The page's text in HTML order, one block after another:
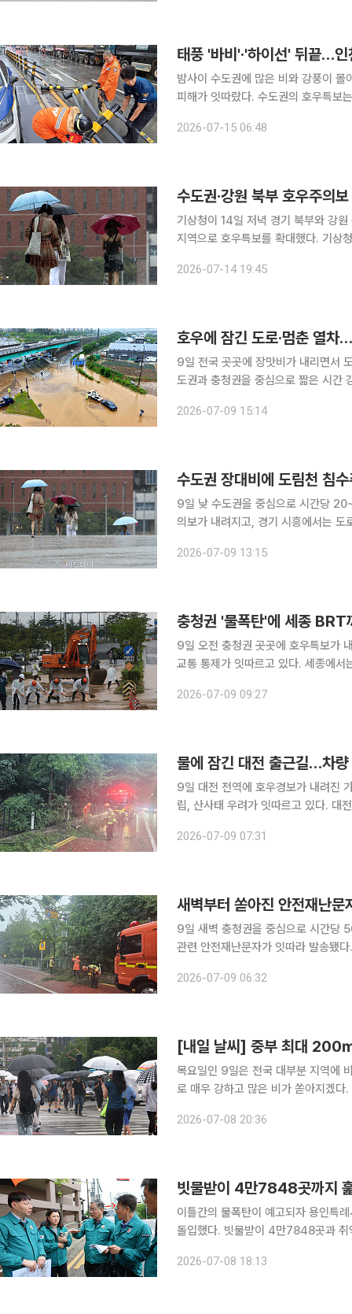
태풍 '바비'·'하이선' 뒤끝…
밤사이 수도권에 많은 비와 강풍이
피해가 잇따랐다. 수도권의 호우특보
면 전날 오후 6시부터 이날 오전 3시
2026-07-15 06:48
수도권·강원 북부 호우주의
기상청이 14일 저녁 경기 북부와 강
지역으로 호우특보를 확대했다. 기상청에 따르면 이날 오후 7시 10분을 기해 경기도 동두천시·연천
2026-07-14 19:45
호우에 잠긴 도로·멈춘 열차
9일 전국 곳곳에 장맛비가 내리면서
도권과 충청권을 중심으로 짧은 시간
KTX 26개와 일반열차 32개가 지연
2026-07-09 15:14
수도권 장대비에 도림천 침
9일 낮 수도권을 중심으로 시간당
의보가 내려지고, 경기 시흥에서는 도
경기 남부와 강원 중·남부 내륙·산지,
2026-07-09 13:15
충청권 '물폭탄'에 세종
9일 오전 충청권 곳곳에 호우특보가
교통 통제가 잇따르고 있다. 세종에
준 충남 천안·아산, 충북 진천·음성·증
2026-07-09 09:27
물에 잠긴 대전 출근길…차량
9일 대전 전역에 호우경보가 내려진
립, 산사태 우려가 잇따르고 있다. 대전지방기상청에 따르면 이날 오전 5시 20분 현재 대전과 세종,
터 이날 오전 5시까지 누적 강수량
2026-07-09 07:31
새벽부터 쏟아진 안전재난
9일 새벽 충청권을 중심으로 시간당
관련 안전재난문자가 잇따라 발송됐
지방과 전라권, 경북에 호우특보가 발
2026-07-09 06:32
목요일인 9일은 전국 대부분 지역에
로 매우 강하고 많은 비가 쏟아지겠다. 8일 기상청에 따르면 제주도는 9일 새벽, 충청권과 남부지방
상 강수량은 서울·인천·경기
2026-07-08 20:36
빗물받이 4만7848곳까지
이틀간의 물폭탄이 예고되자 용인특
돌입했다. 빗물받이 4만7848곳과 취약도로, 지하차도, 산사태 위험지역까지 훑는 전방위 점검이
취재를 종합하면 용인특례시는 8일
2026-07-08 18:13